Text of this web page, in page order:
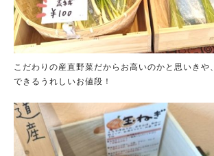
こだわりの産直野菜だからお高いのかと思いきや
できるうれしいお値段！